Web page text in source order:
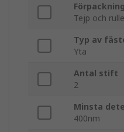
Förpackning
Tejp och rulle
Typ av
Yta
Antal stift
2
Minsta
400nm